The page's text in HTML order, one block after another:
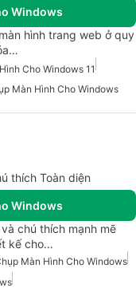
Windows
hình trang web ở quy
Cho Windows 11
Màn Hình Cho Windows
thích Toàn diện
Windows
chú thích mạnh mẽ
kế cho…
Màn Hình Cho Windows